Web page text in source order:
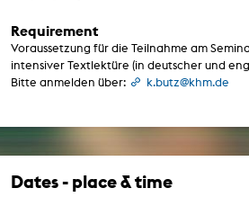
Requirement
Voraussetzung für die Teilnahme am
intensiver Textlektüre (in deutscher und
Bitte anmelden über:
k.butz@khm.de
Dates - place & time
Multispecies Storytelling
Networks
Video Art / Performance
Contemporary Art / Global South
Art and Media Studies
Queer Studies
Animation studio